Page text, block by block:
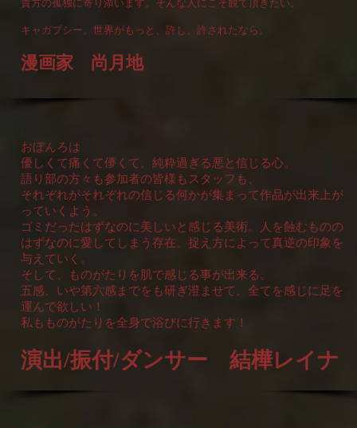
貴方の孤独に寄り添います。そんな人にこそ観て頂きたい。
キャガプシー。世界がもっと、許し、許されたなら。
漫画家 尚月地
おぼんろは
優しくて痛くて儚くて、純粋過ぎる悪と信じる心。
語り部の方々も参加者の皆様もスタッフも、
それぞれがそれぞれの信じる何かが集まって作品が出来上が
っていくよう。
ゴミだったはずなのに美しいと感じる美術。人を蝕むものの
はずなのに愛してしまう存在。捉え方によって真逆の印象を
与えていく。
そして、ものがたりを肌で感じる事が出来る。
五感、いや第六感までをも研ぎ澄ませて、全てを感じに足を
運んで欲しい！
私もものがたりを全身で浴びに行きます！
演出/振付/ダンサー 結樺レイナ